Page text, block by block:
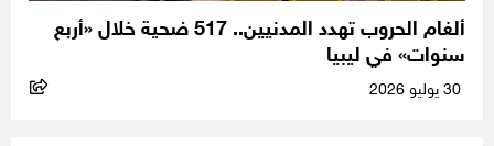
ألغام الحروب تهدد المدنيين.. 517 ضحية خلال «أربع
سنوات» في ليبيا